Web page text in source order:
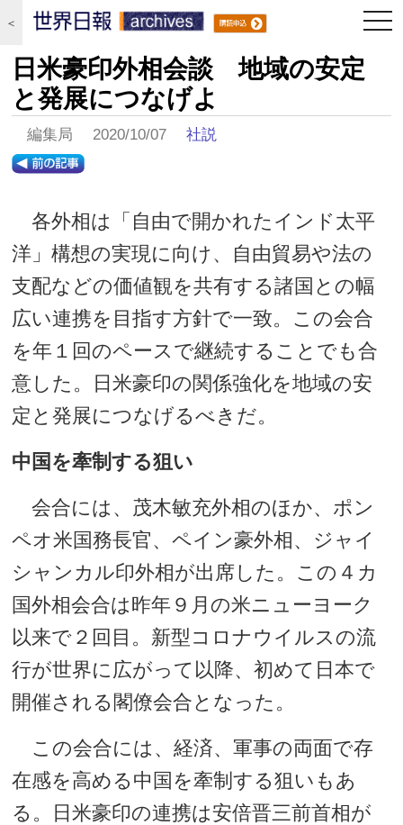
＜
日米豪印外相会談 地域の安定
と発展につなげよ
編集局 2020/10/07社説
各外相は「自由で開かれたインド太平
洋」構想の実現に向け、自由貿易や法の
支配などの価値観を共有する諸国との幅
広い連携を目指す方針で一致。この会合
を年１回のペースで継続することでも合
意した。日米豪印の関係強化を地域の安
定と発展につなげるべきだ。
中国を牽制する狙い
会合には、茂木敏充外相のほか、ポン
ペオ米国務長官、ペイン豪外相、ジャイ
シャンカル印外相が出席した。この４カ
国外相会合は昨年９月の米ニューヨーク
以来で２回目。新型コロナウイルスの流
行が世界に広がって以降、初めて日本で
開催される閣僚会合となった。
この会合には、経済、軍事の両面で存
在感を高める中国を牽制する狙いもあ
る。日米豪印の連携は安倍晋三前首相が